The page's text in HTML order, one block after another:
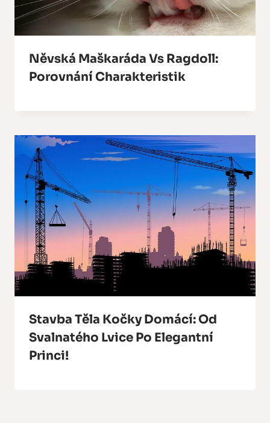
Něvská Maškaráda Vs Ragdoll:
Porovnání Charakteristik
Stavba Těla Kočky Domácí: Od
Svalnatého Lvice Po Elegantní
Princi!